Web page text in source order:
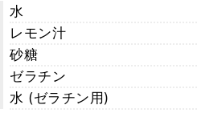
水
レモン汁
砂糖
ゼラチン
水 (ゼラチン用)